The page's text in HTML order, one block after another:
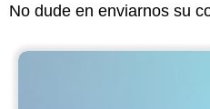
No dude en enviarnos su